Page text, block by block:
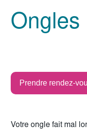
Ongles
Prendre rendez-
Votre ongle fait mal